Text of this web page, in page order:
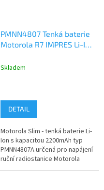
PMNN4807 Tenká baterie
Motorola R7 IMPRES Li-Ion
Skladem
DETAIL
Motorola Slim - tenká baterie Li-
Ion s kapacitou 2200mAh typ
PMNN4807A určená pro napájení
ruční radiostanice Motorola
Mototrobo R7a a R7....